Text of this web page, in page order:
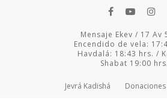
Mensaje Ekev / 17 Av
Encendido de vela:
Havdalá: 18:43 hrs. /
Shabat 19:00 hrs.
Jevrá Kadishá Donaciones